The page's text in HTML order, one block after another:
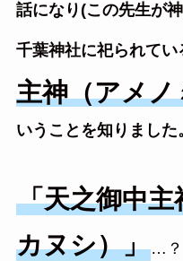
話になり(この先生が
千葉神社に祀られてい
主神（アメ
いうことを知りました
「天之御中
カヌシ）」…？